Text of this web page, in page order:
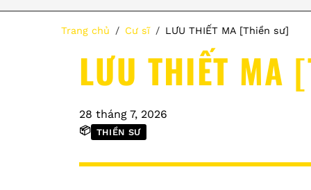
Trang chủ Cư sĩ LƯU THIẾT MA [Thiền sư]
LƯU THIẾT MA
28 tháng 7, 2026
📦 THIỀN SƯ